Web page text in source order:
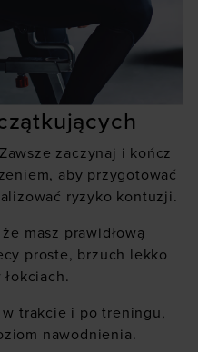
zaczynaj i kończ
aby przygotować
ryzyko kontuzji.
masz prawidłową
proste, brzuch lekko
trakcie i po treningu,
nawodnienia.